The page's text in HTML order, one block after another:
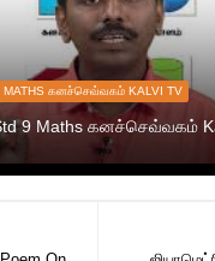
MATHS கனச்செவ்வகம் KALVI TV
9 Maths கனச்செவ்வகம்